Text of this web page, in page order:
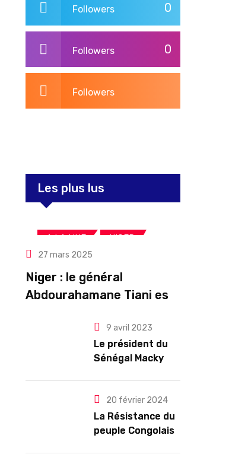
0
Followers
0
Followers
Followers
Les plus lus
A LA UNE NIGER
Politique
27 mars 2025
Niger : le général
Abdourahamane Tiani est
président pour cinq ans
renouvelables
9 avril 2023
Le président du
Sénégal Macky
l’arrêt des
troubles
20 février 2024
La Résistance du
peuple Congolais